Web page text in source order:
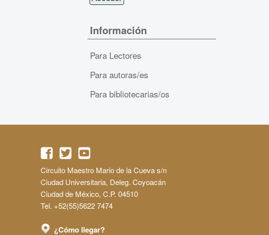
Información
Para Lectores
Para autoras/es
Para bibliotecarias/os
Circuito Maestro Mario de la Cueva s/n
Ciudad Universitaria, Deleg. Coyoacán
Ciudad de México, C.P. 04510
Tel. +52(55)5622 7474
¿Cómo llegar?